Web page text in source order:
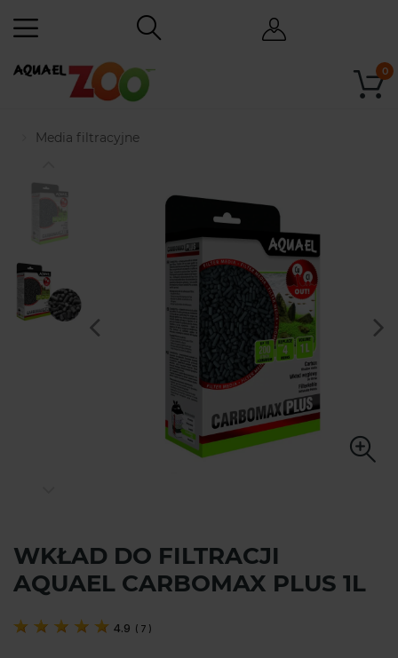
0
Media filtracyjne
WKŁAD DO FILTRACJI
AQUAEL CARBOMAX PLUS 1L
4.9 ( 7 )